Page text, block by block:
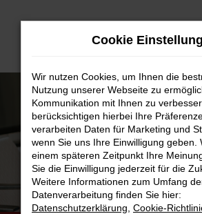
Zum
UNSERE FAHRZEUGSUCHE
FINDEN SIE JETZT IHR
Cookie
Wir nutzen Cookies, um Ihnen die
Nutzung unserer Webseite zu
Kommunikation mit Ihnen zu
berücksichtigen hierbei Ihre
verarbeiten Daten für Marketing und
wenn Sie uns Ihre Einwilligung geben.
einem späteren Zeitpunkt Ihre
Sie die Einwilligung jederzeit für die
Weitere Informationen zum Umfang
Datenverarbeitung finden Sie hier:
Datenschutzerklärung Cookie-